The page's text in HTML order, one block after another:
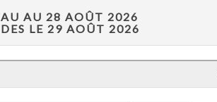
AU 28 AOÛT 2026
LE 29 AOÛT 2026